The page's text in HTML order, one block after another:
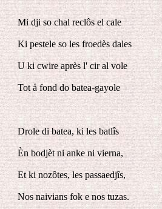
Mi dji so chal reclôs el cale
Ki pestele so les froedès dales
U ki cwire après l' cir al vole
Tot å fond do batea-gayole
Drole di batea, ki les batlîs
Èn bodjèt ni anke ni vierna,
Et ki nozôtes, les passaedjîs,
Nos naivians fok e nos tuzas.